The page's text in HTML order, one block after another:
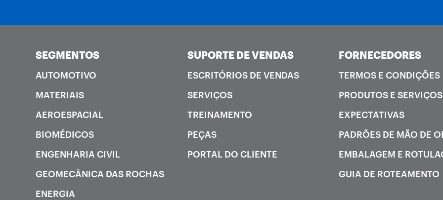
SEGMENTOS
AUTOMOTIVO
MATERIAIS
AEROESPACIAL
BIOMÉDICOS
ENGENHARIA CIVIL
GEOMECÂNICA DAS ROCHAS
ENERGIA
SUPORTE DE VENDAS
ESCRITÓRIOS DE VENDAS
SERVIÇOS
TREINAMENTO
PEÇAS
PORTAL DO CLIENTE
FORNECEDORES
TERMOS E CONDIÇÕES
PRODUTOS E SERVIÇOS
EXPECTATIVAS
PADRÕES DE MÃO DE
EMBALAGEM E
GUIA DE ROTEAMENTO